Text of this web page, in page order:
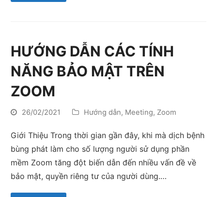
HƯỚNG DẪN CÁC TÍNH
NĂNG BẢO MẬT TRÊN
ZOOM
26/02/2021 Hướng dẫn, Meeting, Zoom
Giới Thiệu Trong thời gian gần đây, khi mà dịch bệnh
bùng phát làm cho số lượng người sử dụng phần
mềm Zoom tăng đột biến dẫn đến nhiều vấn đề về
bảo mật, quyền riêng tư của người dùng.…